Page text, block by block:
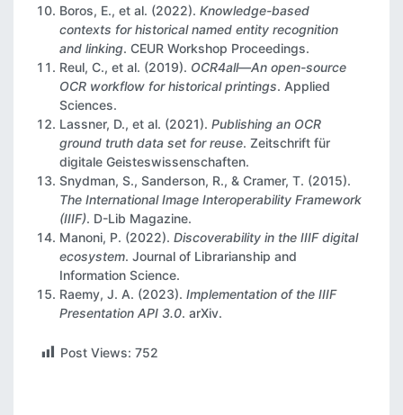
Boros, E., et al. (2022).Knowledge-based
contexts for historical named entity recognition
and linking. CEUR Workshop Proceedings.
Reul, C., et al. (2019). OCR4all—An open-source
OCR workflow for historical printings. Applied
Sciences.
Lassner, D., et al. (2021).Publishing an OCR
ground truth data set for reuse. Zeitschrift für
digitale Geisteswissenschaften.
Snydman, S., Sanderson, R., & Cramer, T. (2015).
The International Image Interoperability Framework
(IIIF). D-Lib Magazine.
Manoni, P. (2022).Discoverability in the IIIF digital
ecosystem. Journal of Librarianship and
Information Science.
Raemy, J. A. (2023).Implementation of the IIIF
Presentation API 3.0. arXiv.
Post Views: 752